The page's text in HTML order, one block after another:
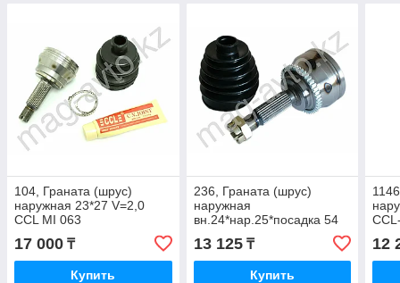
104, Граната (шрус)
наружная 23*27 V=2,0
CCL MI 063
17 000 ₸
Купить
236, Граната (шрус)
наружная
вн.24*нар.25*посадка 54
13 125₸
Купить
12